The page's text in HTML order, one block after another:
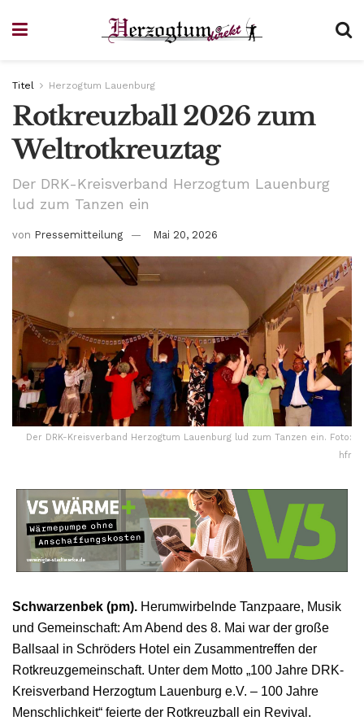
Titel Herzogtum Lauenburg
Rotkreuzball 2026 zum
Weltrotkreuztag
Der DRK-Kreisverband Herzogtum Lauenburg
lud zum Tanzen ein
von Pressemitteilung Mai 20, 2026
Der DRK-Kreisverband Herzogtum Lauenburg lud zum Tanzen ein. Foto:
hfr
Schwarzenbek (pm). Herumwirbelnde Tanzpaare, Musik
und Gemeinschaft: Am Abend des 8. Mai war der große
Ballsaal in Schröders Hotel ein Zusammentreffen der
Rotkreuzgemeinschaft. Unter dem Motto „100 Jahre DRK-
Kreisverband Herzogtum Lauenburg e.V. – 100 Jahre
Menschlichkeit“ feierte der Rotkreuzball ein Revival.